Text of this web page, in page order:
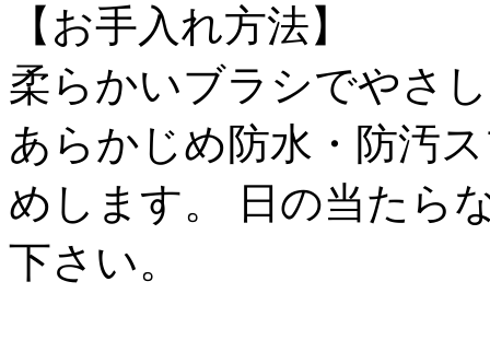
【お手入れ方法】
柔らかいブラシでやさ
あらかじめ防水・防汚
めします。 日の当たら
下さい。